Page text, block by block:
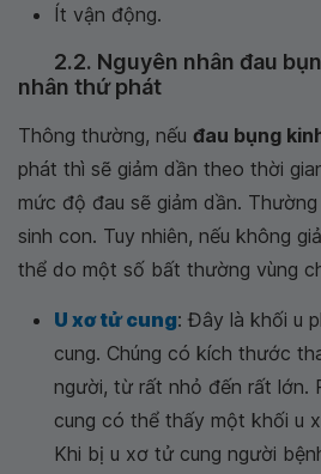
Ít vận động.
2.2. Nguyên nhân đau
nhân thứ phát
Thông thường, nếu đau bụng
phát thì sẽ giảm dần theo thời
mức độ đau sẽ giảm dần.
sinh con. Tuy nhiên, nếu không
thể do một số bất thường vùng
U xơ tử cung: Đây là khối u
cung. Chúng có kích thước
người, từ rất nhỏ đến rất lớn.
cung có thể thấy một khối u
Khi bị u xơ tử cung người